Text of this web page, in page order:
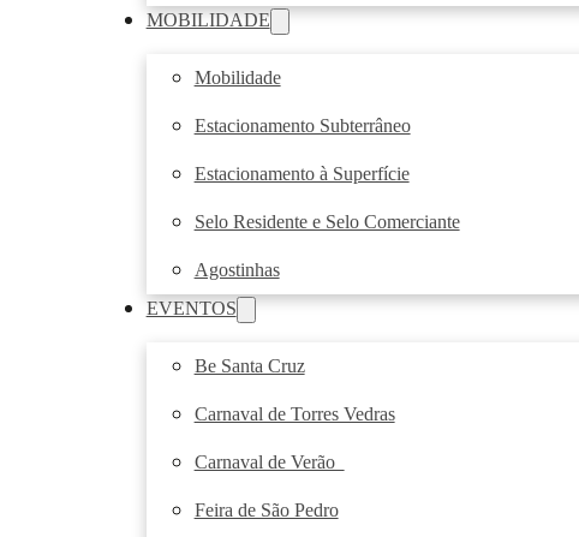
MOBILIDADE
Mobilidade
Estacionamento Subterrâneo
Estacionamento à Superfície
Selo Residente e Selo Comerciante
Agostinhas
EVENTOS
Be Santa Cruz
Carnaval de Torres Vedras
Carnaval de Verão
Feira de São Pedro